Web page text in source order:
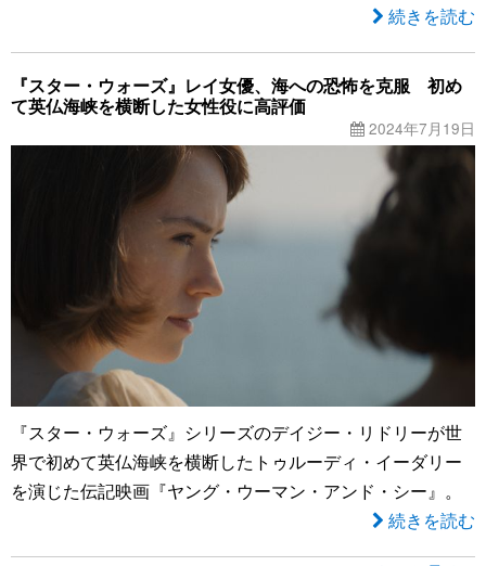
続きを読む
『スター・ウォーズ』レイ女優、海への恐怖を克服 初め
て英仏海峡を横断した女性役に高評価
2024年7月19日
『スター・ウォーズ』シリーズのデイジー・リドリーが世
界で初めて英仏海峡を横断したトゥルーディ・イーダリー
を演じた伝記映画『ヤング・ウーマン・アンド・シー』。
続きを読む